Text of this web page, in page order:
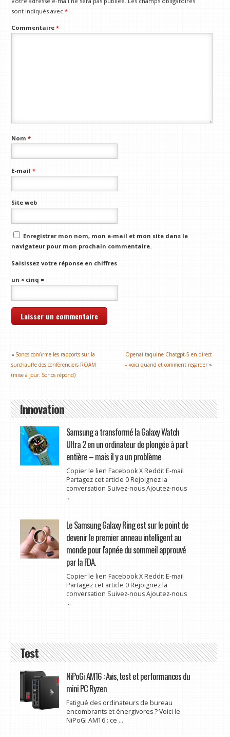
sont indiqués avec*
Commentaire*
Nom*
E-mail*
Site web
Enregistrer mon nom, mon e-mail et mon site dans le
navigateur pour mon prochain commentaire.
Saisissez votre réponse en chiffres
un × cinq =
«Sonos confirme les rapports sur la
surchauffe des conférenciers ROAM
(mise à jour: Sonos répond)
Openai taquine Chatgpt-5 en direct
– voici quand et comment regarder »
Innovation
Samsung a transformé la Galaxy Watch
Ultra 2 en un ordinateur de plongée à part
entière – mais il y a un problème
Copier le lien Facebook X Reddit E-mail
Partagez cet article 0 Rejoignez la
conversation Suivez-nous Ajoutez-nous
...
Le Samsung Galaxy Ring est sur le point de
devenir le premier anneau intelligent au
monde pour l'apnée du sommeil approuvé
par la FDA.
Copier le lien Facebook X Reddit E-mail
Partagez cet article 0 Rejoignez la
conversation Suivez-nous Ajoutez-nous
...
Test
NiPoGi AM16 : Avis, test et performances du
mini PC Ryzen
Fatigué des ordinateurs de bureau
encombrants et énergivores ? Voici le
NiPoGi AM16 : ce ...